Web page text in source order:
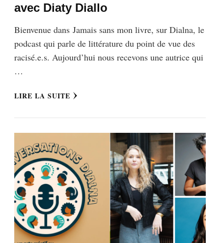
avec Diaty Diallo
Bienvenue dans Jamais sans mon livre, sur Dialna, le
podcast qui parle de littérature du point de vue des
racisé.e.s. Aujourd’hui nous recevons une autrice qui
…
LIRE LA SUITE